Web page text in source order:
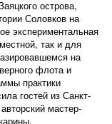
острова,
Соловков на
экспериментальная
так и для
на
флота и
практики
гостей из Санкт-
мастер-